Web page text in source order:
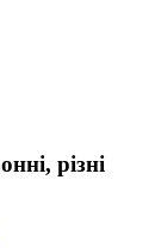
різні